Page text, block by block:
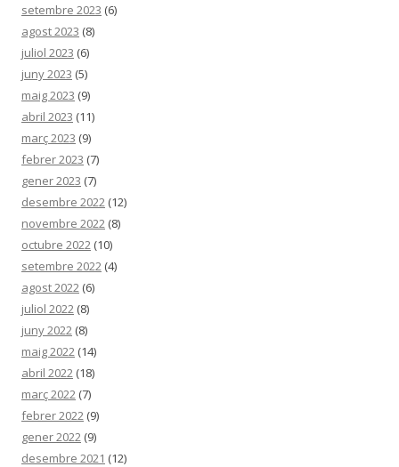
setembre 2023 (6)
agost 2023 (8)
juliol 2023 (6)
juny 2023 (5)
maig 2023 (9)
abril 2023 (11)
març 2023 (9)
febrer 2023 (7)
gener 2023 (7)
desembre 2022 (12)
novembre 2022 (8)
octubre 2022 (10)
setembre 2022 (4)
agost 2022 (6)
juliol 2022 (8)
juny 2022 (8)
maig 2022 (14)
abril 2022 (18)
març 2022 (7)
febrer 2022 (9)
gener 2022 (9)
desembre 2021 (12)